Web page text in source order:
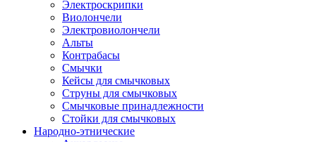
Электроскрипки
Виолончели
Электровиолончели
Альты
Контрабасы
Смычки
Кейсы для смычковых
Струны для смычковых
Смычковые принадлежности
Стойки для смычковых
Народно-этнические